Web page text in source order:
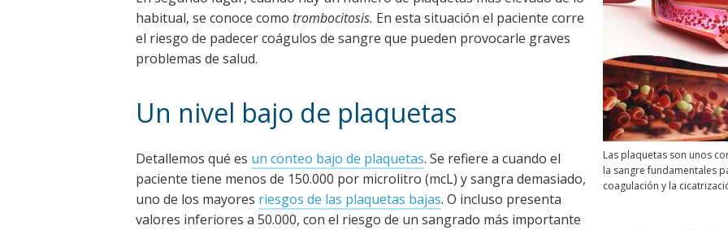
Las plaquetas son unos
la sangre fundamentales
coagulación y la
habitual, se conoce como trombocitosis. En esta situación el paciente corre
el riesgo de padecer coágulos de sangre que pueden provocarle graves
problemas de salud.
Un nivel bajo de plaquetas
Detallemos qué es un conteo bajo de plaquetas. Se refiere a cuando el
paciente tiene menos de 150.000 por microlitro (mcL) y sangra demasiado,
uno de los mayores riesgos de las plaquetas bajas. O incluso presenta
valores inferiores a 50.000, con el riesgo de un sangrado más importante